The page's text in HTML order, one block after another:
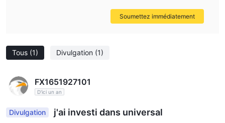
Tous (1) Divulgation (1)
FX1651927101
D'ici un an
Divulgation j'ai investi dans universal
Soumettez immédiatement